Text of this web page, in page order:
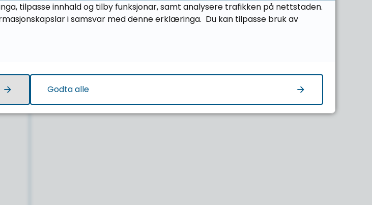
tilpasse innhald og tilby funksjonar, samt analysere trafikken på nettstaden.
i samsvar med denne erklæringa. Du kan tilpasse bruk av
Godta alle